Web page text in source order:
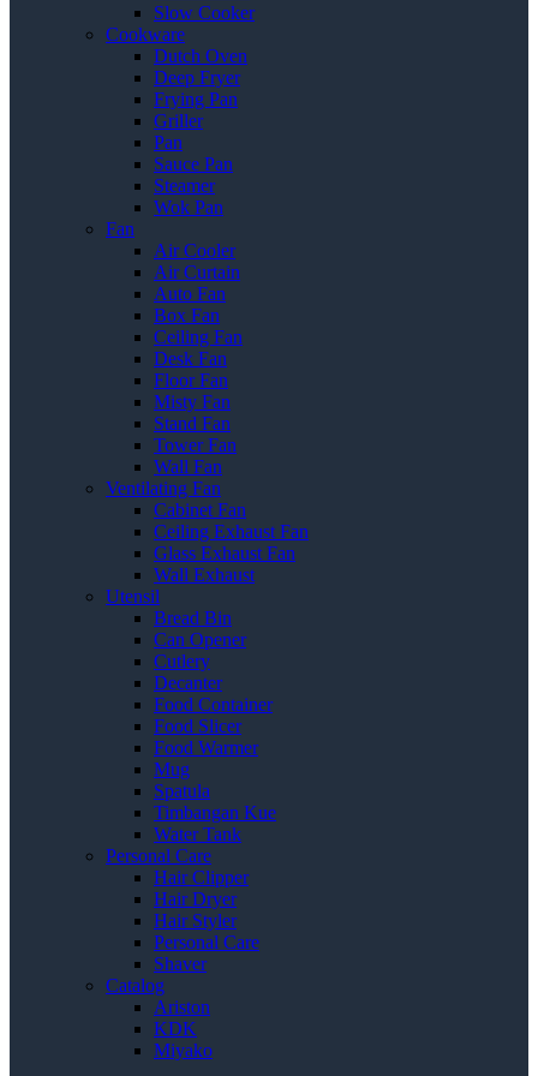
Slow Cooker
Cookware
Dutch Oven
Deep Fryer
Frying Pan
Griller
Pan
Sauce Pan
Steamer
Wok Pan
Fan
Air Cooler
Air Curtain
Auto Fan
Box Fan
Ceiling Fan
Desk Fan
Floor Fan
Misty Fan
Stand Fan
Tower Fan
Wall Fan
Ventilating Fan
Cabinet Fan
Ceiling Exhaust Fan
Glass Exhaust Fan
Wall Exhaust
Utensil
Bread Bin
Can Opener
Cutlery
Decanter
Food Container
Food Slicer
Food Warmer
Mug
Spatula
Timbangan Kue
Water Tank
Personal Care
Hair Clipper
Hair Dryer
Hair Styler
Personal Care
Shaver
Catalog
Ariston
KDK
Miyako